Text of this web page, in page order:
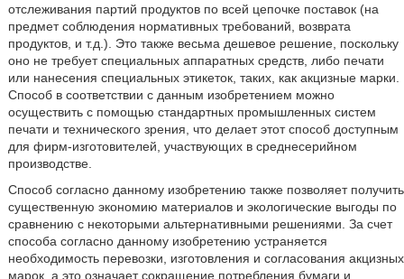
отслеживания партий продуктов по всей цепочке поставок (на
предмет соблюдения нормативных требований, возврата
продуктов, и т.д.). Это также весьма дешевое решение, поскольку
оно не требует специальных аппаратных средств, либо печати
или нанесения специальных этикеток, таких, как акцизные марки.
Способ в соответствии с данным изобретением можно
осуществить с помощью стандартных промышленных систем
печати и технического зрения, что делает этот способ доступным
для фирм-изготовителей, участвующих в среднесерийном
производстве.
Способ согласно данному изобретению также позволяет получить
существенную экономию материалов и экологические выгоды по
сравнению с некоторыми альтернативными решениями. За счет
способа согласно данному изобретению устраняется
необходимость перевозки, изготовления и согласования акцизных
марок, а это означает сокращение потребления бумаги и